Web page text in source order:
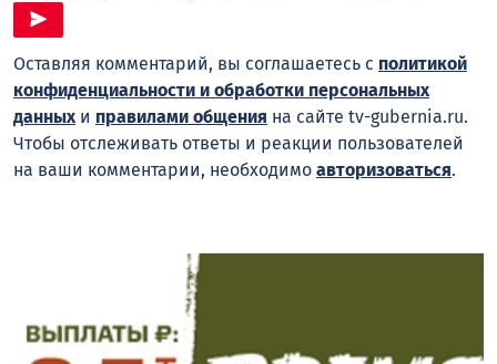
Оставляя комментарий, вы соглашаетесь с политикой
конфиденциальности и обработки персональных
данныхи правилами общения на сайте tv-gubernia.ru.
Чтобы отслеживать ответы и реакции пользователей
на ваши комментарии, необходимо авторизоваться.